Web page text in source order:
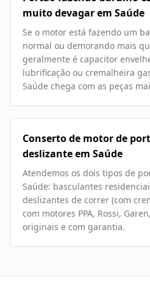
muito devagar em Saúde
Se o motor está fazendo um
normal ou demorando mais
geralmente é capacitor
lubrificação ou cremalheira
Saúde chega com as peças
Conserto de motor de
deslizante em Saúde
Atendemos os dois tipos de
Saúde: basculantes
deslizantes de correr (com
com motores PPA, Rossi,
originais e com garantia.